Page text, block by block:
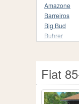
Amazone
Barreiros
Big Bud
Buhrer
Case IH
Caterpillar
Challenger
Fiat